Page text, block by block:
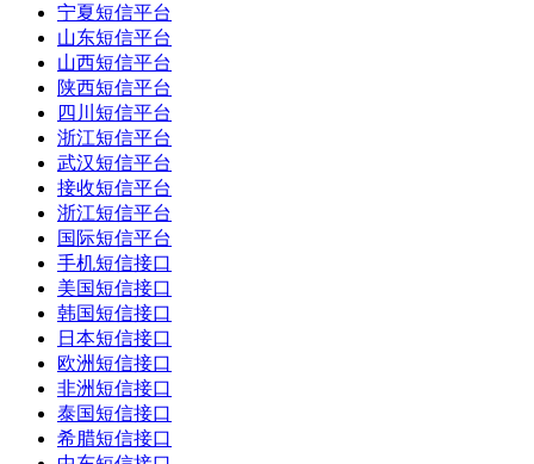
宁夏短信平台
山东短信平台
山西短信平台
陕西短信平台
四川短信平台
浙江短信平台
武汉短信平台
接收短信平台
浙江短信平台
国际短信平台
手机短信接口
美国短信接口
韩国短信接口
日本短信接口
欧洲短信接口
非洲短信接口
泰国短信接口
希腊短信接口